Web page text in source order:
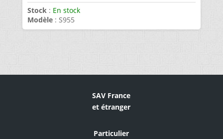
Stock: En stock
Modèle: S955
SAV France
et étranger
Particulier